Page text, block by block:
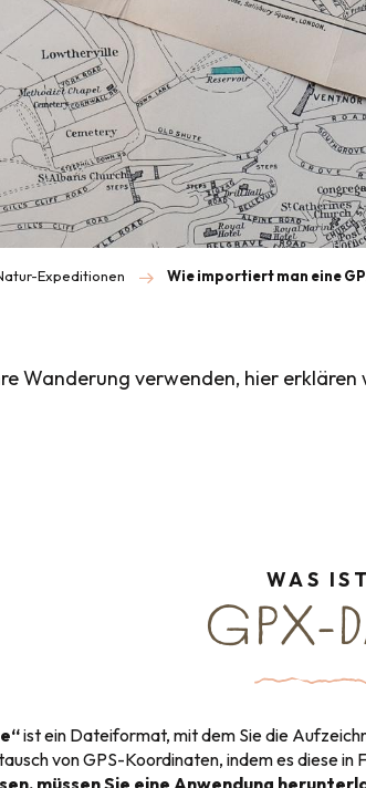
Expeditionen Wie importiert man eine
Wanderung verwenden, hier erklären
WAS
GPX-
ist ein Dateiformat, mit dem Sie die
von GPS-Koordinaten, indem es diese
müssen Sie eine Anwendung